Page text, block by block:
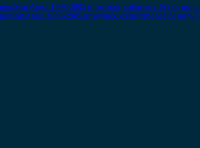
Seat Arosa 1998-2005 μηχανικός καθρέπτης δεξιός ασημί